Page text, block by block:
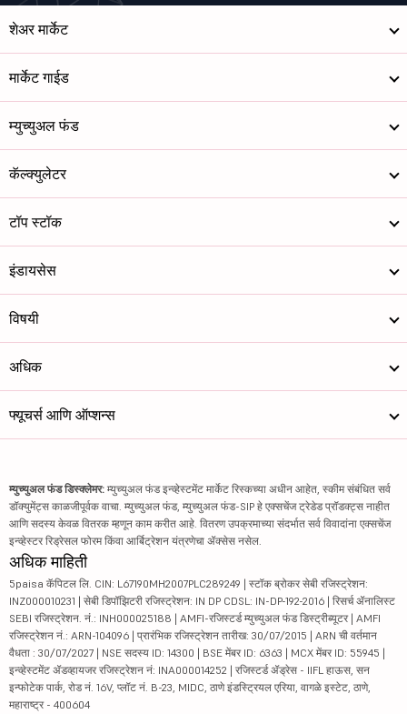
शेअर मार्केट
मार्केट गाईड
म्युच्युअल फंड
कॅल्क्युलेटर
टॉप स्टॉक
इंडायसेस
विषयी
अधिक
फ्यूचर्स आणि ऑप्शन्स
म्युच्युअल फंड डिस्क्लेमर: म्युच्युअल फंड इन्व्हेस्टमेंट मार्केट रिस्कच्या अधीन आहेत, स्कीम संबंधित सर्व
डॉक्युमेंट्स काळजीपूर्वक वाचा. म्युच्युअल फंड, म्युच्युअल फंड-SIP हे एक्सचेंज ट्रेडेड प्रॉडक्ट्स नाहीत
आणि सदस्य केवळ वितरक म्हणून काम करीत आहे. वितरण उपक्रमाच्या संदर्भात सर्व विवादांना एक्सचेंज
इन्व्हेस्टर रिड्रेसल फोरम किंवा आर्बिट्रेशन यंत्रणेचा ॲक्सेस नसेल.
अधिक माहिती
5paisa कॅपिटल लि. CIN: L67190MH2007PLC289249 | स्टॉक ब्रोकर सेबी रजिस्ट्रेशन:
INZ000010231 | सेबी डिपॉझिटरी रजिस्ट्रेशन: IN DP CDSL: IN-DP-192-2016 | रिसर्च ॲनालिस्ट
SEBI रजिस्ट्रेशन. नं.: INH000025188 | AMFI-रजिस्टर्ड म्युच्युअल फंड डिस्ट्रीब्यूटर | AMFI
रजिस्ट्रेशन नं.: ARN-104096 | प्रारंभिक रजिस्ट्रेशन तारीख: 30/07/2015 | ARN ची वर्तमान
वैधता : 30/07/2027 | NSE सदस्य ID: 14300 | BSE मेंबर ID: 6363 | MCX मेंबर ID: 55945 |
इन्व्हेस्टमेंट ॲडव्हायजर रजिस्ट्रेशन नं: INA000014252 | रजिस्टर्ड ॲड्रेस - IIFL हाऊस, सन
इन्फोटेक पार्क, रोड नं. 16V, प्लॉट नं. B-23, MIDC, ठाणे इंडस्ट्रियल एरिया, वागळे इस्टेट, ठाणे,
महाराष्ट्र - 400604